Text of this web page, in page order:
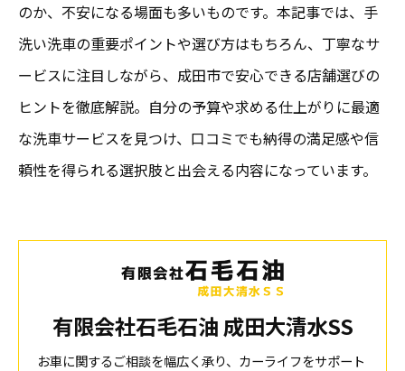
のか、不安になる場面も多いものです。本記事では、手
洗い洗車の重要ポイントや選び方はもちろん、丁寧なサ
ービスに注目しながら、成田市で安心できる店舗選びの
ヒントを徹底解説。自分の予算や求める仕上がりに最適
な洗車サービスを見つけ、口コミでも納得の満足感や信
頼性を得られる選択肢と出会える内容になっています。
有限会社石毛石油 成田大清水SS
お車に関するご相談を幅広く承り、カーライフをサポート